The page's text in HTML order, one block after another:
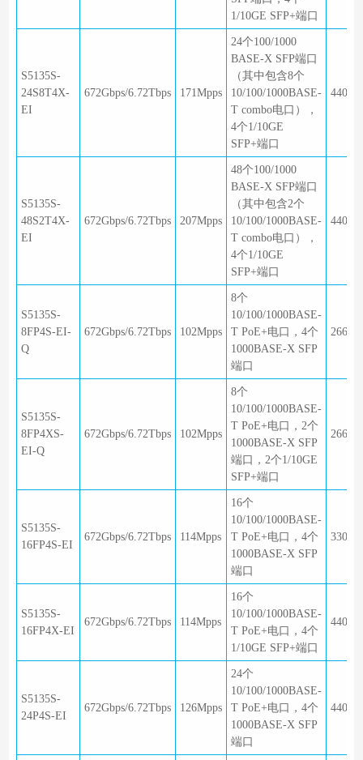
1/10GE SFP+端口
S5135S-
24S8T4X-
EI
672Gbps/6.72Tbps 171Mpps
24个100/1000
BASE-X SFP端口
（其中包含8个
10/100/1000BASE-
T combo电口），
4个1/10GE
SFP+端口
S5135S-
48S2T4X-
EI
672Gbps/6.72Tbps 207Mpps
48个100/1000
BASE-X SFP端口
（其中包含2个
10/100/1000BASE-
T combo电口），
4个1/10GE
SFP+端口
S5135S-
8FP4S-EI-
Q
672Gbps/6.72Tbps 102Mpps
8个
10/100/1000BASE-
T PoE+电口，4个
1000BASE-X SFP
端口
S5135S-
8FP4XS-
EI-Q
672Gbps/6.72Tbps 102Mpps
8个
10/100/1000BASE-
T PoE+电口，2个
1000BASE-X SFP
端口，2个1/10GE
SFP+端口
S5135S-
16FP4S-EI
672Gbps/6.72Tbps 114Mpps
16个
10/100/1000BASE-
T PoE+电口，4个
1000BASE-X SFP
端口
S5135S-
16FP4X-EI
672Gbps/6.72Tbps 114Mpps
16个
10/100/1000BASE-
T PoE+电口，4个
1/10GE SFP+端口
S5135S-
24P4S-EI
672Gbps/6.72Tbps 126Mpps
24个
10/100/1000BASE-
T PoE+电口，4个
1000BASE-X SFP
端口